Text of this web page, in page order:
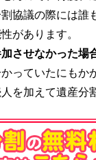
協議の際には誰
があります。
させなかった場
っていたにもか
を加えて遺産分